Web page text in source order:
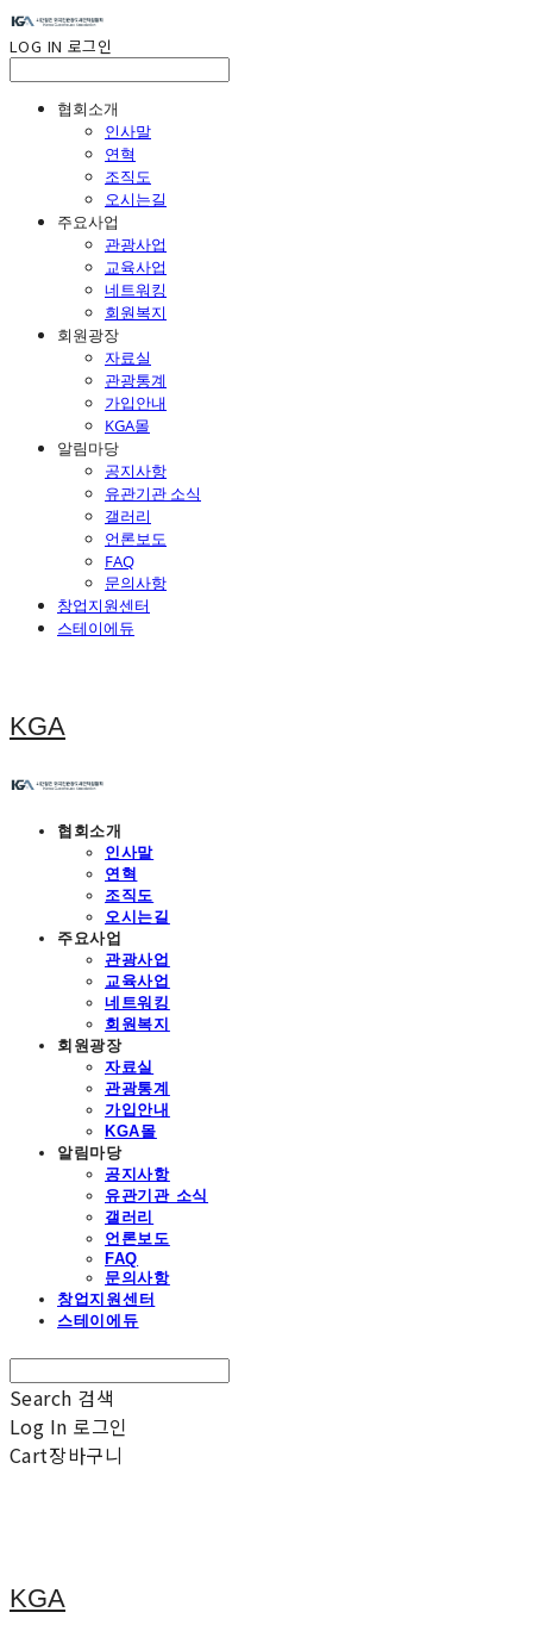
LOG IN 로그인
협회소개
인사말
연혁
조직도
오시는길
주요사업
관광사업
교육사업
네트워킹
회원복지
회원광장
자료실
관광통계
가입안내
KGA몰
알림마당
공지사항
유관기관 소식
갤러리
언론보도
FAQ
문의사항
창업지원센터
스테이에듀
KGA
협회소개
인사말
연혁
조직도
오시는길
주요사업
관광사업
교육사업
네트워킹
회원복지
회원광장
자료실
관광통계
가입안내
KGA몰
알림마당
공지사항
유관기관 소식
갤러리
언론보도
FAQ
문의사항
창업지원센터
스테이에듀
Search 검색
Log In 로그인
Cart장바구니
KGA